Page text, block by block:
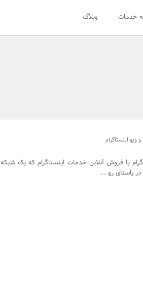
خدمات وبلاگ
ویو اینستاگرام
با فروش آنلاین خدمات اینستاگرام که یک شبکه
راستای رو ...